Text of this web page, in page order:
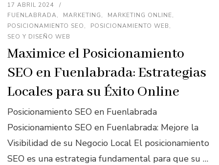
17 ABRIL 2024
FUENLABRADA
MARKETING
MARKETING ONLINE
POSICIONAMIENTO SEO
POSICIONAMIENTO WEB
SEO Y DISEÑO WEB
Maximice el Posicionamiento
SEO en Fuenlabrada: Estrategias
Locales para su Éxito Online
Posicionamiento SEO en Fuenlabrada
Posicionamiento SEO en Fuenlabrada: Mejore la
Visibilidad de su Negocio Local El posicionamiento
SEO es una estrategia fundamental para que su …